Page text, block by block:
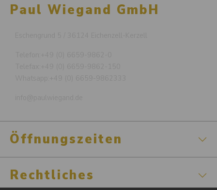
Paul Wiegand GmbH
Öffnungszeiten
Rechtliches